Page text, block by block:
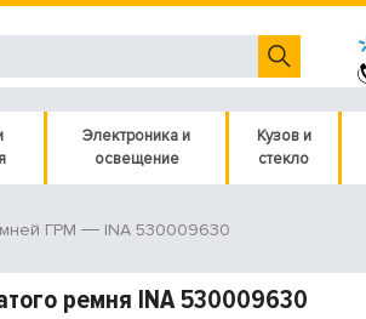
Электроника и
освещение
Кузов и
стекло
ГРМ INA 530009630
ремня INA 530009630